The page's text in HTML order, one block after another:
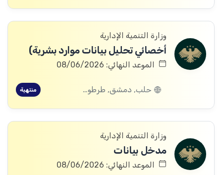
وزارة التنمية الإدارية
أخصائي تحليل بيانات موارد بشرية)
الموعد النهائي: 08/06/2026
حلب, دمشق, طرطوس, ريف دمشق, ديرالزور, درعا, إدلب, القنيطرة, اللاذقية, الرقة, حمص, الحسكة, حماة منتهية
وزارة التنمية الإدارية
مدخل بيانات
الموعد النهائي: 08/06/2026